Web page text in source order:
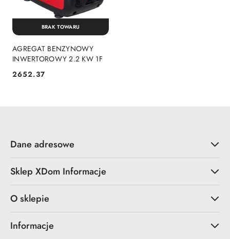
AGREGAT BENZYNOWY
INWERTOROWY 2.2 KW 1F
Cena:
2652.37
BRAK TOWARU
Dane adresowe
Sklep XDom Informacje
O sklepie
Informacje